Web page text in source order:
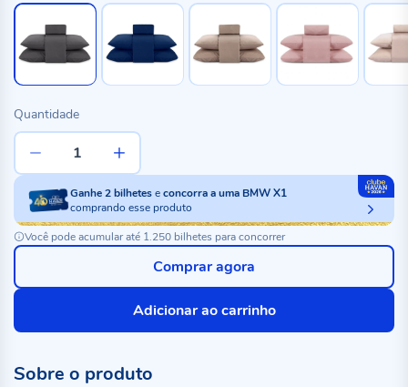
Quantidade
Ganhe2bilheteseconcorra a uma BMW X1
comprando esse produto
Você pode acumular até 1.250 bilhetes para concorrer
Adicionar ao carrinho
Comprar agora
Sobre o produto